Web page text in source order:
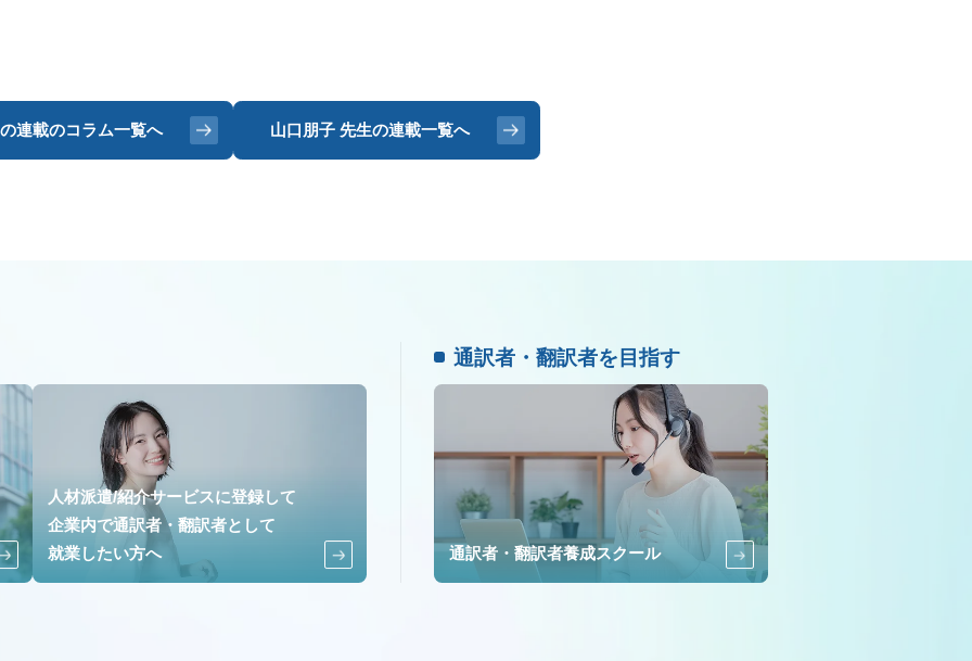
連載のコラム一覧へ 山口朋子 先生の連載一覧へ
人材派遣/紹介サービスに登録して
企業内で通訳者・翻訳者として
就業したい方へ
通訳者・翻訳者を目指す
通訳者・翻訳者養成スクール